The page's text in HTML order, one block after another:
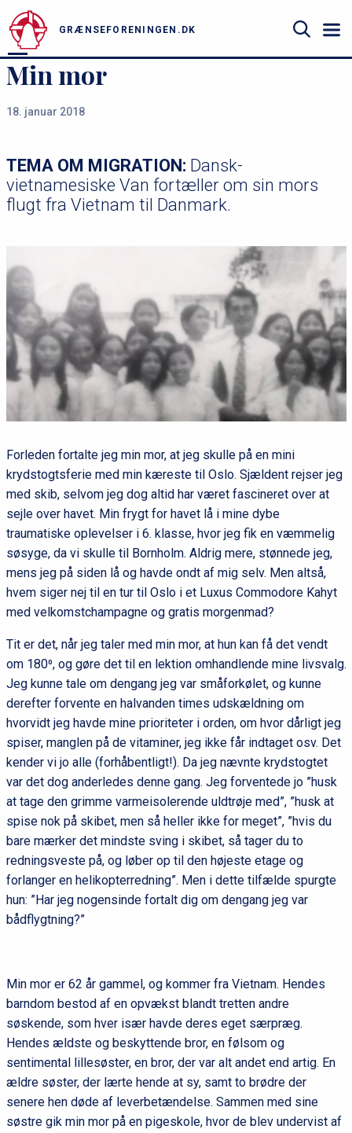
til
hovedindhold
GRÆNSEFORENINGEN.DK
Søg
Min mor
18. januar 2018
TEMA OM MIGRATION: Dansk-
vietnamesiske Van fortæller om sin mors
flugt fra Vietnam til Danmark.
Forleden fortalte jeg min mor, at jeg skulle på en mini
krydstogtsferie med min kæreste til Oslo. Sjældent rejser jeg
med skib, selvom jeg dog altid har været fascineret over at
sejle over havet. Min frygt for havet lå i mine dybe
traumatiske oplevelser i 6. klasse, hvor jeg fik en væmmelig
søsyge, da vi skulle til Bornholm. Aldrig mere, stønnede jeg,
mens jeg på siden lå og havde ondt af mig selv. Men altså,
hvem siger nej til en tur til Oslo i et Luxus Commodore Kahyt
med velkomstchampagne og gratis morgenmad?
Tit er det, når jeg taler med min mor, at hun kan få det vendt
om 180⁰, og gøre det til en lektion omhandlende mine livsvalg.
Jeg kunne tale om dengang jeg var småforkølet, og kunne
derefter forvente en halvanden times udskældning om
hvorvidt jeg havde mine prioriteter i orden, om hvor dårligt jeg
spiser, manglen på de vitaminer, jeg ikke får indtaget osv. Det
kender vi jo alle (forhåbentligt!). Da jeg nævnte krydstogtet
var det dog anderledes denne gang. Jeg forventede jo ”husk
at tage den grimme varmeisolerende uldtrøje med”, ”husk at
spise nok på skibet, men så heller ikke for meget”, ”hvis du
bare mærker det mindste sving i skibet, så tager du to
redningsveste på, og løber op til den højeste etage og
forlanger en helikopterredning”. Men i dette tilfælde spurgte
hun: ”Har jeg nogensinde fortalt dig om dengang jeg var
bådflygtning?”
Min mor er 62 år gammel, og kommer fra Vietnam. Hendes
barndom bestod af en opvækst blandt tretten andre
søskende, som hver især havde deres eget særpræg.
Hendes ældste og beskyttende bror, en følsom og
sentimental lillesøster, en bror, der var alt andet end artig. En
ældre søster, der lærte hende at sy, samt to brødre der
senere hen døde af leverbetændelse. Sammen med sine
søstre gik min mor på en pigeskole, hvor de blev undervist af